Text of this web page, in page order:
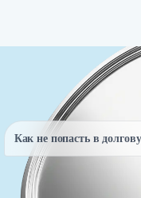
Как не попасть в